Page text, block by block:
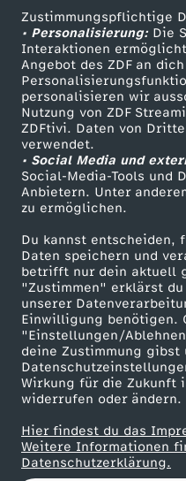
Zustimmungspflichtige
• Personalisierung:Die
Interaktionen
Angebot des ZDF an
personalisieren wir
Nutzung von ZDF
ZDFtivi. Daten von
verwendet.
• Social Media und
Social-Media-Tools und
Anbietern. Unter
zu ermöglichen.
Du kannst entscheiden,
Daten speichern und
betrifft nur dein aktuell
"Zustimmen" erklärst du
unserer
Einwilligung benötigen.
"Einstellungen/
deine Zustimmung
Wirkung für die Zukunft
widerrufen oder ändern.
Hier findest du das
Weitere Informationen
Datenschutzerklärung.
c
h
u
l
b
i
l
d
u
n
g
Livestreams
Sendungen A-Z
TV-Programm
ZDF Unternehmen
Karriere
ZDF goes Schule
Werbefernsehen
Mainzelmännchen
Partner